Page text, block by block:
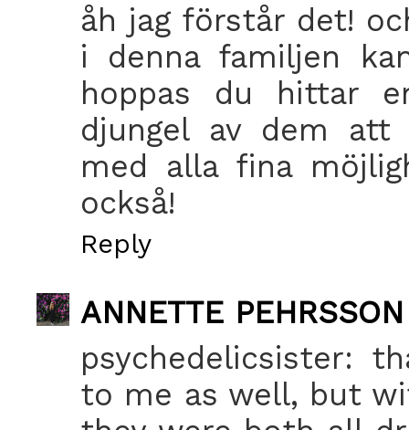
åh jag förstår det!
i denna familjen
hoppas du hittar
djungel av dem
med alla fina
också!
Reply
ANNETTE PEHRSSON
psychedelicsister:
to me as well, but